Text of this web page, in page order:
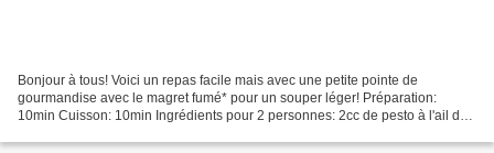
Bonjour à tous! Voici un repas facile mais avec une petite pointe de
gourmandise avec le magret fumé* pour un souper léger! Préparation:
10min Cuisson: 10min Ingrédients pour 2 personnes: 2cc de pesto à l'ail des